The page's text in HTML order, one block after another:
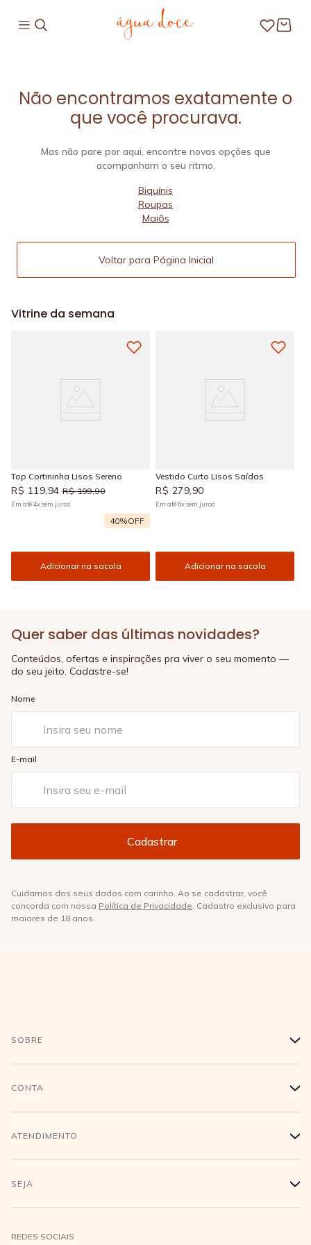
Não encontramos exatamente o
que você procurava.
Mas não pare por aqui, encontre novas opções que
acompanham o seu ritmo.
Biquínis
Roupas
Maiôs
Voltar para Página Inicial
Vitrine da semana
Top Cortininha Lisos Sereno
R$ 119,94 R$ 199,90
Em até4xsem juros
40%OFF
Adicionar na sacola
Vestido Curto Lisos Saídas
R$ 279,90
Em até6xsem juros
Adicionar na sacola
Quer saber das últimas novidades?
Conteúdos, ofertas e inspirações pra viver o seu momento —
do seu jeito. Cadastre-se!
Nome
E-mail
Cuidamos dos seus dados com carinho. Ao se cadastrar, você
concorda com nossa Política de Privacidade. Cadastro exclusivo para
maiores de 18 anos.
SOBRE +
História
Conecte-se
CONTA +
Login
Meus pedidos
ATENDIMENTO +
Compra Segura
SEJA +
REDES SOCIAIS